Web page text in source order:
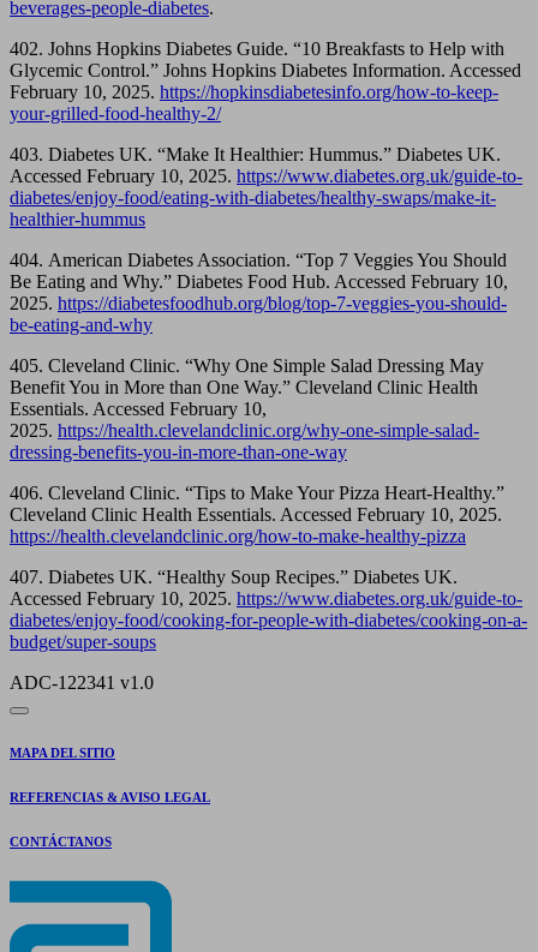
beverages-people-diabetes.
402. Johns Hopkins Diabetes Guide. “10 Breakfasts to Help with
Glycemic Control.” Johns Hopkins Diabetes Information. Accessed
February 10, 2025. https://hopkinsdiabetesinfo.org/how-to-keep-
your-grilled-food-healthy-2/
403. Diabetes UK. “Make It Healthier: Hummus.” Diabetes UK.
Accessed February 10, 2025. https://www.diabetes.org.uk/guide-to-
diabetes/enjoy-food/eating-with-diabetes/healthy-swaps/make-it-
healthier-hummus
404. American Diabetes Association. “Top 7 Veggies You Should
Be Eating and Why.” Diabetes Food Hub. Accessed February 10,
2025. https://diabetesfoodhub.org/blog/top-7-veggies-you-should-
be-eating-and-why
405. Cleveland Clinic. “Why One Simple Salad Dressing May
Benefit You in More than One Way.” Cleveland Clinic Health
Essentials. Accessed February 10,
2025. https://health.clevelandclinic.org/why-one-simple-salad-
dressing-benefits-you-in-more-than-one-way
406. Cleveland Clinic. “Tips to Make Your Pizza Heart-Healthy.”
Cleveland Clinic Health Essentials. Accessed February 10, 2025.
https://health.clevelandclinic.org/how-to-make-healthy-pizza
407. Diabetes UK. “Healthy Soup Recipes.” Diabetes UK.
Accessed February 10, 2025. https://www.diabetes.org.uk/guide-to-
diabetes/enjoy-food/cooking-for-people-with-diabetes/cooking-on-a-
budget/super-soups
ADC-122341 v1.0
MAPA DEL SITIO
REFERENCIAS & AVISO LEGAL
CONTÁCTANOS